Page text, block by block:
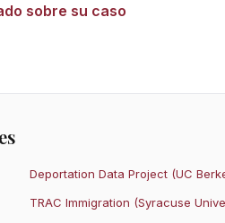
sobre su caso
Deportation Data Project (UC
TRAC Immigration (Syracuse